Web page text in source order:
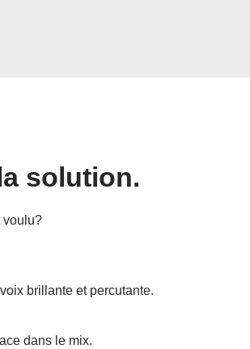
solution.
voulu?
brillante et percutante.
dans le mix.